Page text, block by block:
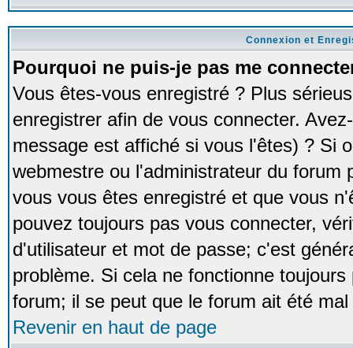
Connexion et
Pourquoi ne puis-je pas me
Vous êtes-vous enregistré ? Plus
enregistrer afin de vous connecter.
message est affiché si vous l'êtes) ? Si
webmestre ou l'administrateur du forum
vous vous êtes enregistré et que vous
pouvez toujours pas vous connecter,
d'utilisateur et mot de passe; c'est
problème. Si cela ne fonctionne
forum; il se peut que le forum ait été
Revenir en haut de page